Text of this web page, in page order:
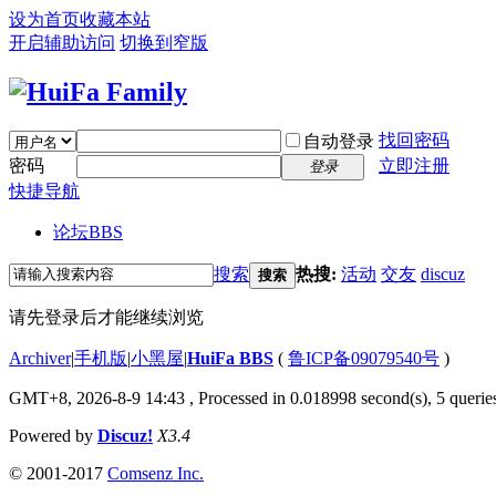
设为首页收藏本站
开启辅助访问 切换到窄版
自动登录 找回密码
密码
登录
立即注册
快捷导航
论坛BBS
搜索 搜索 热搜: 活动 交友 discuz
请先登录后才能继续浏览
Archiver|手机版|小黑屋|HuiFa BBS ( 鲁ICP备09079540号 )
GMT+8, 2026-8-9 14:43 , Processed in 0.018998 second(s), 5
Powered by Discuz! X3.4
© 2001-2017 Comsenz Inc.